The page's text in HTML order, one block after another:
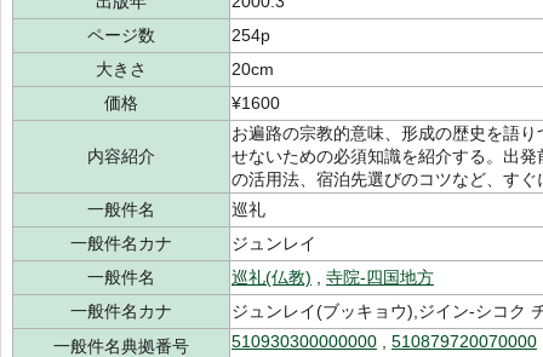
ページ数
254p
大きさ
20cm
価格
¥1600
内容紹介
お遍路の宗教的意味、形成の歴史を語
せないための必須知識を紹介する。出
の活用法、宿泊先選びのコツなど、す
一般件名
巡礼
一般件名カナ
ジュンレイ
一般件名
巡礼(仏教)
寺院-四国地方
一般件名カナ
ジュンレイ(ブッキョウ),ジイン-シコク
一般件名典拠番号
510930300000000 510879720070000